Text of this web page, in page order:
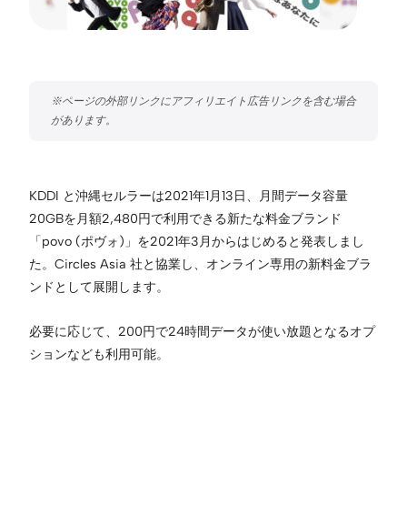
KDDI と沖縄セルラーは2021年1月13日、月間データ容量
20GBを月額2,480円で利用できる新たな料金ブランド
「povo (ポヴォ)」を2021年3月からはじめると発表しまし
た。Circles Asia 社と協業し、オンライン専用の新料金ブラ
ンドとして展開します。
必要に応じて、200円で24時間データが使い放題となるオプ
ションなども利用可能。